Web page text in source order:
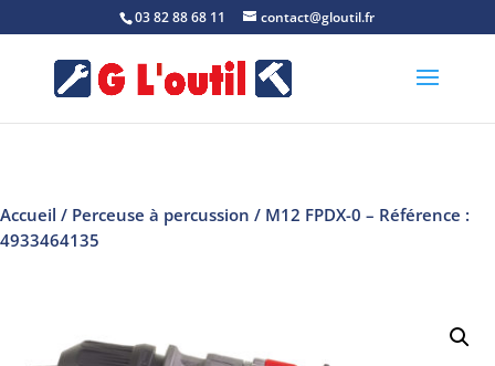
03 82 88 68 11 contact@gloutil.fr
Accueil / Perceuse à percussion / M12 FPDX-0 – Référence :
4933464135